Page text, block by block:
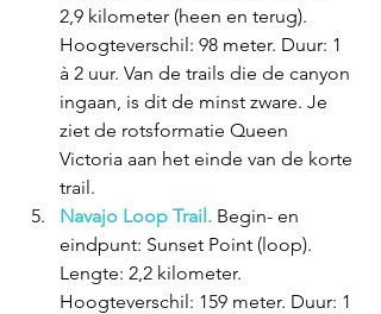
2,9 kilometer (heen en terug).
Hoogteverschil: 98 meter. Duur: 1
à 2 uur. Van de trails die de canyon
ingaan, is dit de minst zware. Je
ziet de rotsformatie Queen
Victoria aan het einde van de korte
trail.
Navajo Loop Trail. Begin- en
eindpunt: Sunset Point (loop).
Lengte: 2,2 kilometer.
Hoogteverschil: 159 meter. Duur: 1